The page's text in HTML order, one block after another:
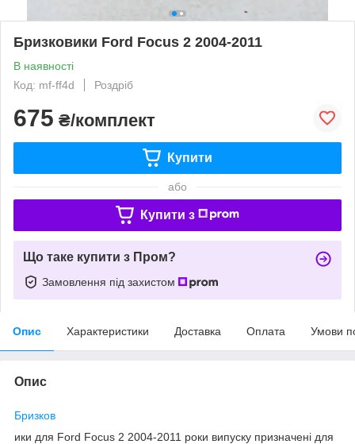
Бризковики Ford Focus 2 2004-2011
В наявності
Код: mf-ff4d
Роздріб
675 ₴/комплект
Купити
або
Купити з
Що таке купити з Пром?
Замовлення під захистом
Опис Характеристики Доставка Оплата Умови
Опис
Бризков
ики для Ford Focus 2 2004-2011 роки випуску призначені для